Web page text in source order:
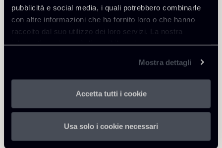
pubblicità e social media, i quali potrebbero combinarle
con altre informazioni che ha fornito loro o che hanno
raccolto dal suo utilizzo dei loro servizi. La nostra
informativa privacy è disponibilequi.
Mostra dettagli
Accetta tutti i cookie
Usa solo i cookie necessari
Scarica Allegati
1103-Newsletter-Healthcare---
Life-Sciences.pdf